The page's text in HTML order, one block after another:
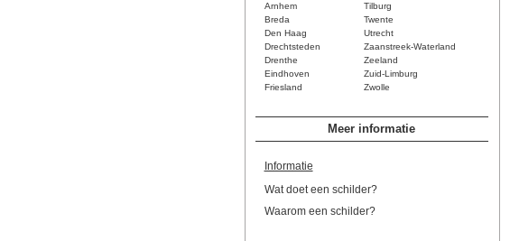
Arnhem
Tilburg
Breda
Twente
Den Haag
Utrecht
Drechtsteden
Zaanstreek-Waterland
Drenthe
Zeeland
Eindhoven
Zuid-Limburg
Friesland
Zwolle
Meer informatie
Informatie
Wat doet een schilder?
Waarom een schilder?